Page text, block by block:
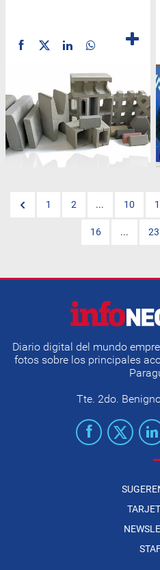
1 2 ... 10
16 ... 23
Diario digital del mundo
fotos sobre los principales
Tte. 2do.